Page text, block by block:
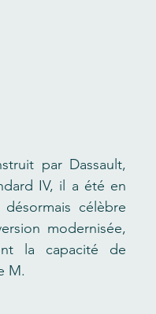
par Dassault,
IV, il a été en
célèbre
modernisée,
la capacité de
M.